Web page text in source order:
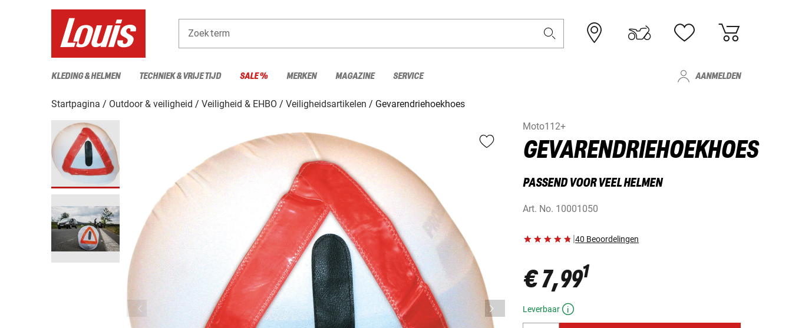
Zoekterm
KLEDING & HELMEN TECHNIEK & VRIJE TIJD SALE % MERKEN MAGAZINE SERVICE AANMELDEN
Startpagina Outdoor & veiligheid Veiligheid & EHBO Veiligheidsartikelen
Gevarendriehoekhoes
Moto112+
GEVARENDRIEHOEKHOES
PASSEND VOOR VEEL HELMEN
Art. No. 10001050
|40 Beoordelingen
€ 7,991
Leverbaar